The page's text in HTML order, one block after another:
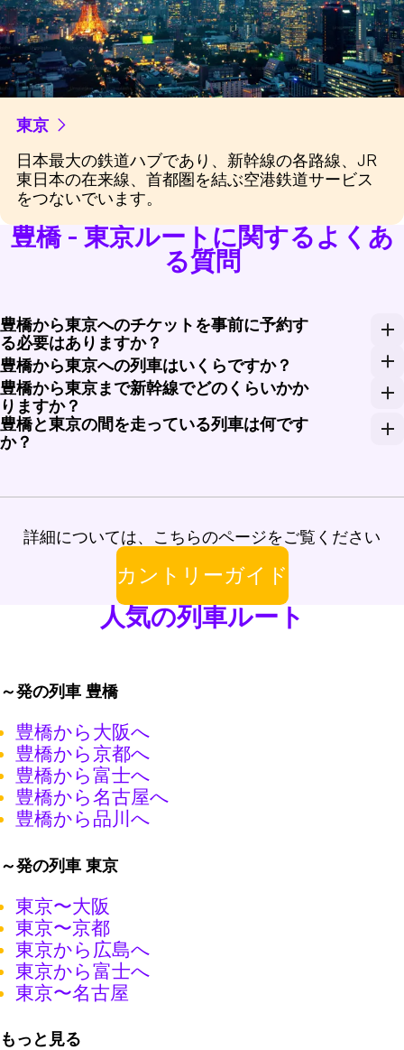
東京
日本最大の鉄道ハブであり、新幹線の各路線、JR
東日本の在来線、首都圏を結ぶ空港鉄道サービス
をつないでいます。
豊橋 - 東京ルートに関するよくあ
る質問
豊橋から東京へのチケットを事前に予約す
る必要はありますか？
自由席は多くの場合利用可能ですが、連休中や午前中
豊橋から東京への列車はいくらですか？
豊橋から東京への新幹線の片道チケットは、座席の種
豊橋から東京まで新幹線でどのくらいかか
りますか？
「ひかり」を利用した場合、所要時間は約1時間25分
豊橋と東京の間を走っている列車は何です
か？
詳細については、こちらのページをご覧ください
カントリーガイド
人気の列車ルート
～発の列車 豊橋
豊橋から大阪へ
豊橋から京都へ
豊橋から富士へ
豊橋から名古屋へ
豊橋から品川へ
～発の列車 東京
東京〜大阪
東京〜京都
東京から広島へ
東京から富士へ
東京〜名古屋
もっと見る